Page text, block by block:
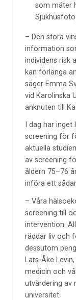
som mäter
– Den stora
information
individens risk
kan förlänga
säger Emma
vid Karolinska
anknuten till
I dag har
screening för
aktuella
av screening
åldern 75–76
införa ett
– Våra
screening till
intervention.
räddar liv och
dessutom
Lars-Åke
medicin och
utvärdering av
universitet.